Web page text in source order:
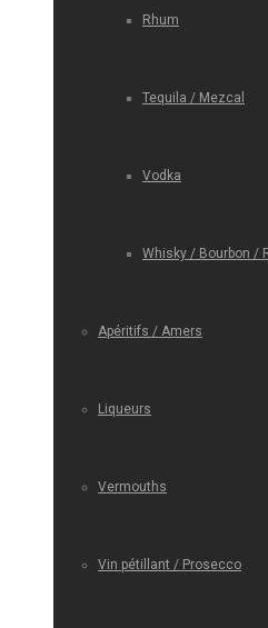
Rhum
Tequila / Mezcal
Vodka
Whisky / Bourbon /
Apéritifs / Amers
Liqueurs
Vermouths
Vin pétillant / Prosecco